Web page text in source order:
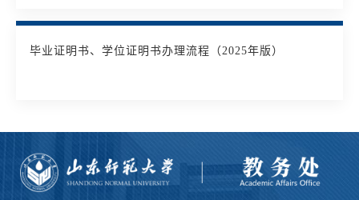
毕业证明书、学位证明书办理流程（2025年版）